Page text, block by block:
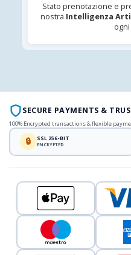
Stato prenotazione e
nostra Intelligenza
SECURE PAYMENTS &
100% Encrypted transactions & flexible
🔒 SSL 256-BIT
ENCRYPTED